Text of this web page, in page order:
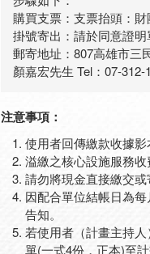
購買支票：支票抬頭：
掛號寄出：請於同意證
郵寄地址：807高雄市三
顏嘉宏先生 Tel：07-
注意事項：
使用者回傳繳款收據影
溢繳之核心設施服務收
請勿將現金直接繳交或
因配合單位結帳日為
告知。
若使用者（計畫主持
單(一式4份，正本)至